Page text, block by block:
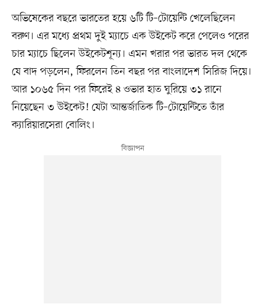
অভিষেকের বছরে ভারতের হয়ে ৬টি টি–টোয়েন্টি খেলেছিলেন
বরুণ। এর মধ্যে প্রথম দুই ম্যাচে এক উইকেট করে পেলেও পরের
চার ম্যাচে ছিলেন উইকেটশূন্য। এমন খরার পর ভারত দল থেকে
যে বাদ পড়লেন, ফিরলেন তিন বছর পর বাংলাদেশ সিরিজ দিয়ে।
আর ১০৬৫ দিন পর ফিরেই ৪ ওভার হাত ঘুরিয়ে ৩১ রানে
নিয়েছেন ৩ উইকেট! যেটা আন্তর্জাতিক টি–টোয়েন্টিতে তাঁর
ক্যারিয়ারসেরা বোলিং।